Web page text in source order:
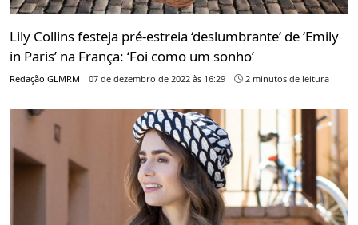
Lily Collins festeja pré-estreia ‘deslumbrante’ de ‘Emily
in Paris’ na França: ‘Foi como um sonho’
Redação GLMRM 07 de dezembro de 2022 às 16:29 2 minutos de leitura